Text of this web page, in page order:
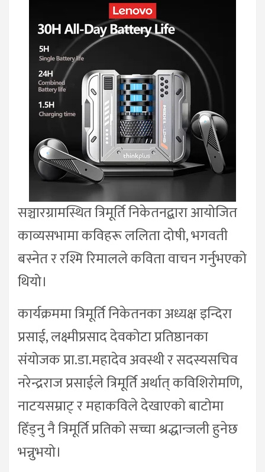
सञ्चारग्रामस्थित त्रिमूर्ति निकेतनद्बारा आयोजित
काव्यसभामा कविहरू ललिता दोषी, भगवती
बस्नेत र रश्मि रिमालले कविता वाचन गर्नुभएको
थियो।
कार्यक्रममा त्रिमूर्ति निकेतनका अध्यक्ष इन्दिरा
प्रसाई, लक्ष्मीप्रसाद देवकोटा प्रतिष्ठानका
संयोजक प्रा.डा.महादेव अवस्थी र सदस्यसचिव
नरेन्द्रराज प्रसाईले त्रिमूर्ति अर्थात् कविशिरोमणि,
नाटयसम्राट् र महाकविले देखाएको बाटोमा
हिँड्नु नै त्रिमूर्ति प्रतिको सच्चा श्रद्धान्जली हुनेछ
भन्नुभयो।